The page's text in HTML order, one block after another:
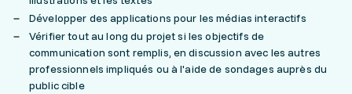
Développer des applications pour les médias interactifs
Vérifier tout au long du projet si les objectifs de
communication sont remplis, en discussion avec les autres
professionnels impliqués ou à l'aide de sondages auprès du
public cible